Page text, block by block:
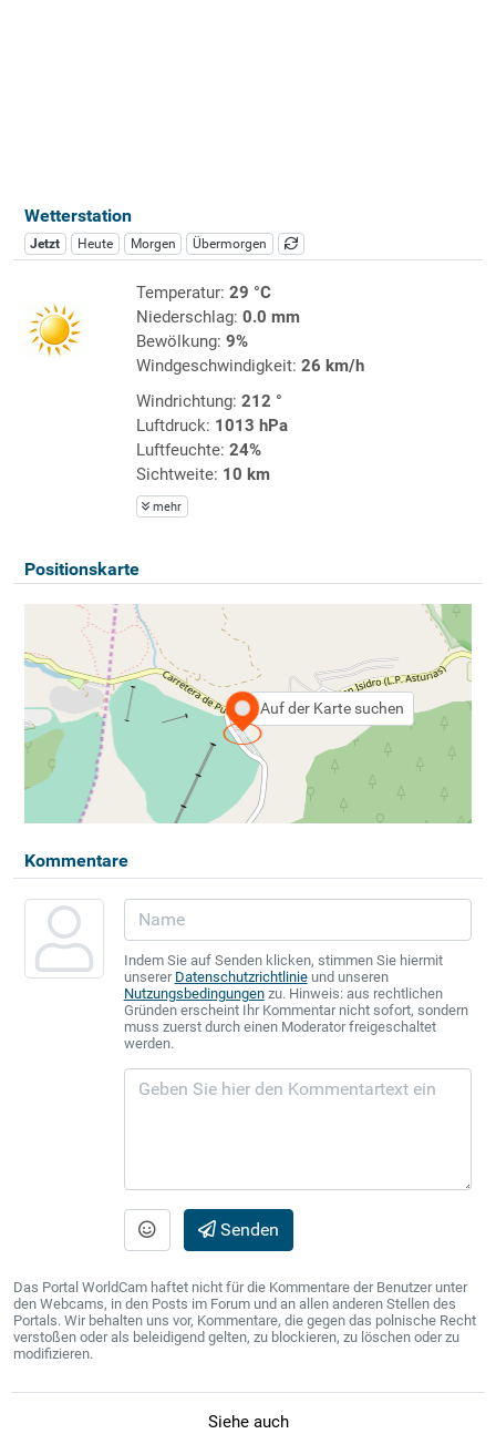
Wetterstation
Jetzt Heute Morgen Übermorgen
Temperatur: 29 °C
Niederschlag: 0.0 mm
Bewölkung: 9%
Windgeschwindigkeit: 26 km/h
Windrichtung: 212 °
Luftdruck: 1013 hPa
Luftfeuchte: 24%
Sichtweite: 10 km
mehr
Positionskarte
Auf der Karte suchen
Kommentare
Indem Sie auf Senden klicken, stimmen Sie hiermit
unserer Datenschutzrichtlinieund unseren
Nutzungsbedingungenzu. Hinweis: aus rechtlichen
Gründen erscheint Ihr Kommentar nicht sofort, sondern
muss zuerst durch einen Moderator freigeschaltet
werden.
Senden
Das Portal WorldCam haftet nicht für die Kommentare der Benutzer unter
den Webcams, in den Posts im Forum und an allen anderen Stellen des
Portals. Wir behalten uns vor, Kommentare, die gegen das polnische Recht
verstoßen oder als beleidigend gelten, zu blockieren, zu löschen oder zu
modifizieren.
Siehe auch